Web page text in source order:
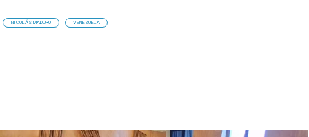
NICOLÁS MADURO VENEZUELA